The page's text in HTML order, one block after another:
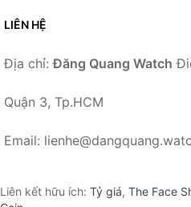
LIÊN HỆ
Địa chỉ:Đăng Quang Watch
Quận 3, Tp.HCM
Email:
Liên kết hữu ích: Tỷ giá, The Face